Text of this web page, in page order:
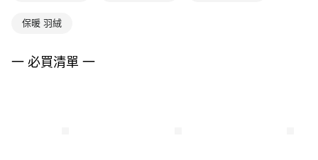
保暖 羽絨
一 必買清單 一